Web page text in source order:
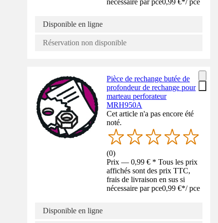
Disponible en ligne
Réservation non disponible
Pièce de rechange butée de
profondeur de rechange pour
marteau perforateur
MRH950A
Cet article n'a pas encore été
noté.
(0)
Prix — 0,99 € * Tous les prix
affichés sont des prix TTC,
frais de livraison en sus si
nécessaire par pce0,99 €*/ pce
Disponible en ligne